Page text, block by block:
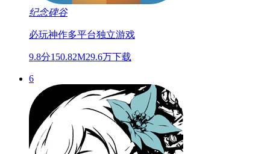
纪念碑谷
必玩神作多平台独立游戏
9.8分150.82M29.6万下载
6